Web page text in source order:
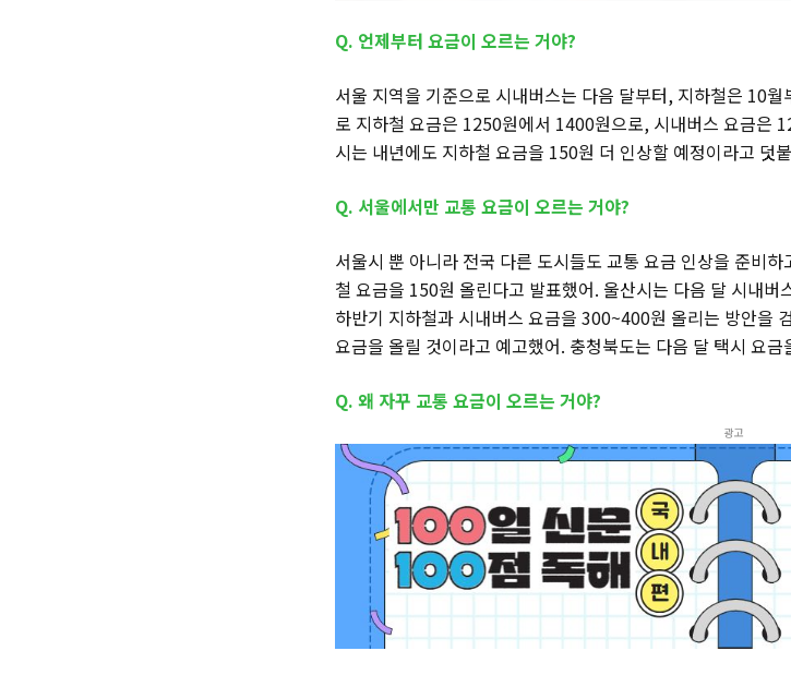
Q. 언제부터 요금이 오르는 거야?
서울 지역을 기준으로 시내버스는 다음 달부터, 지하철은 10
로 지하철 요금은 1250원에서 1400원으로, 시내버스 요금은
시는 내년에도 지하철 요금을 150원 더 인상할 예정이라고 덧
Q. 서울에서만 교통 요금이 오르는 거야?
서울시 뿐 아니라 전국 다른 도시들도 교통 요금 인상을 준비
철 요금을 150원 올린다고 발표했어. 울산시는 다음 달 시내
하반기 지하철과 시내버스 요금을 300~400원 올리는 방안을
요금을 올릴 것이라고 예고했어. 충청북도는 다음 달 택시 요금
Q. 왜 자꾸 교통 요금이 오르는 거야?
광고